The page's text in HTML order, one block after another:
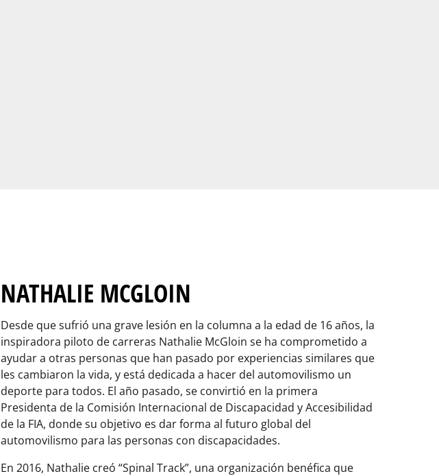
NATHALIE MCGLOIN
Desde que sufrió una grave lesión en la columna a la edad de 16 años, la
inspiradora piloto de carreras Nathalie McGloin se ha comprometido a
ayudar a otras personas que han pasado por experiencias similares que
les cambiaron la vida, y está dedicada a hacer del automovilismo un
deporte para todos. El año pasado, se convirtió en la primera
Presidenta de la Comisión Internacional de Discapacidad y Accesibilidad
de la FIA, donde su objetivo es dar forma al futuro global del
automovilismo para las personas con discapacidades.
En 2016, Nathalie creó “Spinal Track”, una organización benéfica que